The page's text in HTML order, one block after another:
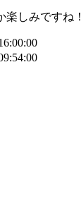
楽しみですね！